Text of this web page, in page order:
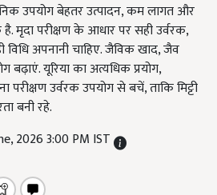
उपयोग बेहतर उत्पादन, कम लागत और
मृदा परीक्षण के आधार पर सही उर्वरक,
विधि अपनानी चाहिए. जैविक खाद, जैव
बढ़ाएं. यूरिया का अत्यधिक प्रयोग,
उर्वरक उपयोग से बचें, ताकि मिट्टी
बनी रहे.
2026 3:00 PM IST